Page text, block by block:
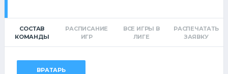
СОСТАВ
КОМАНДЫ
РАСПИСАНИЕ
ИГР
ВСЕ ИГРЫ В
ЛИГЕ
РАСПЕЧАТАТЬ
ЗАЯВКУ
ВРАТАРЬ